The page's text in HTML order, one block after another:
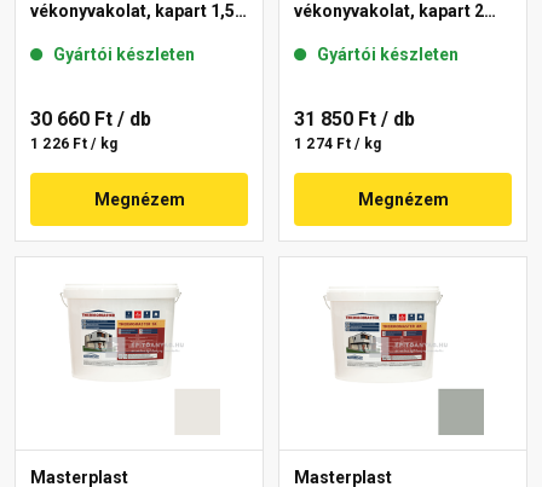
vékonyvakolat, kapart 1,5
Gyártói készleten
30 660 Ft / db
1 226 Ft / kg
Megnézem
vékonyvakolat, kapart 2
Gyártói készleten
31 850 Ft / db
1 274 Ft / kg
Megnézem
Masterplast
Masterplast